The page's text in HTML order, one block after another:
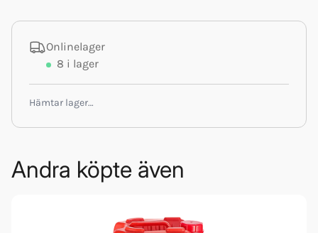
Onlinelager
8 i lager
Hämtar lager…
Andra köpte även